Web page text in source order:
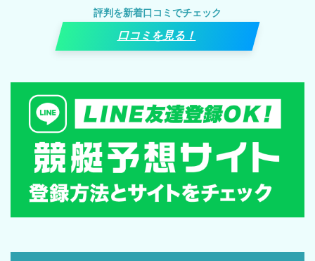
評判を新着口コミでチェック
口コミを見る！